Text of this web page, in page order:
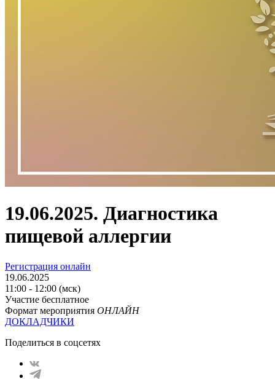
19.06.2025. Диагностика
пищевой аллергии
Регистрация онлайн
19.06.2025
11:00 - 12:00 (мск)
Участие бесплатное
Формат мероприятия ОНЛАЙН
ДОКЛАДЧИКИ
Поделиться в соцсетях